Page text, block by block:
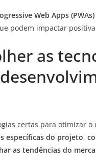
Web Apps (PWAs)
podem impactar
as
certas para otimizar
específicas do projeto,
as tendências do